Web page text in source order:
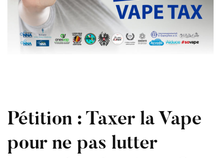
Pétition : Taxer la Vape
pour ne pas lutter